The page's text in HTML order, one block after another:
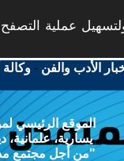
عملية
الأدب والفن -وكالة
الموقع الرئيسي
يسارية، علمانية،
"من أجل مجتمع